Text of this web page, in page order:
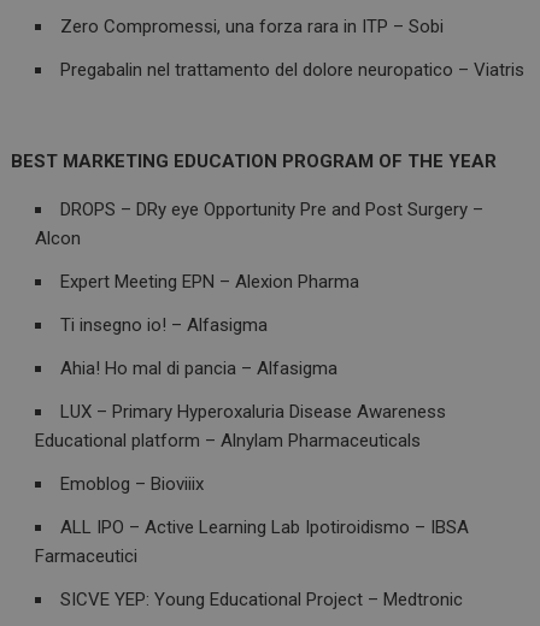
Zero Compromessi, una forza rara in ITP – Sobi
Pregabalin nel trattamento del dolore neuropatico – Viatris
BEST MARKETING EDUCATION PROGRAM OF THE YEAR
DROPS – DRy eye Opportunity Pre and Post Surgery –
Alcon
Expert Meeting EPN – Alexion Pharma
Ti insegno io! – Alfasigma
Ahia! Ho mal di pancia – Alfasigma
LUX – Primary Hyperoxaluria Disease Awareness
Educational platform – Alnylam Pharmaceuticals
Emoblog – Bioviiix
ALL IPO – Active Learning Lab Ipotiroidismo – IBSA
Farmaceutici
SICVE YEP: Young Educational Project – Medtronic